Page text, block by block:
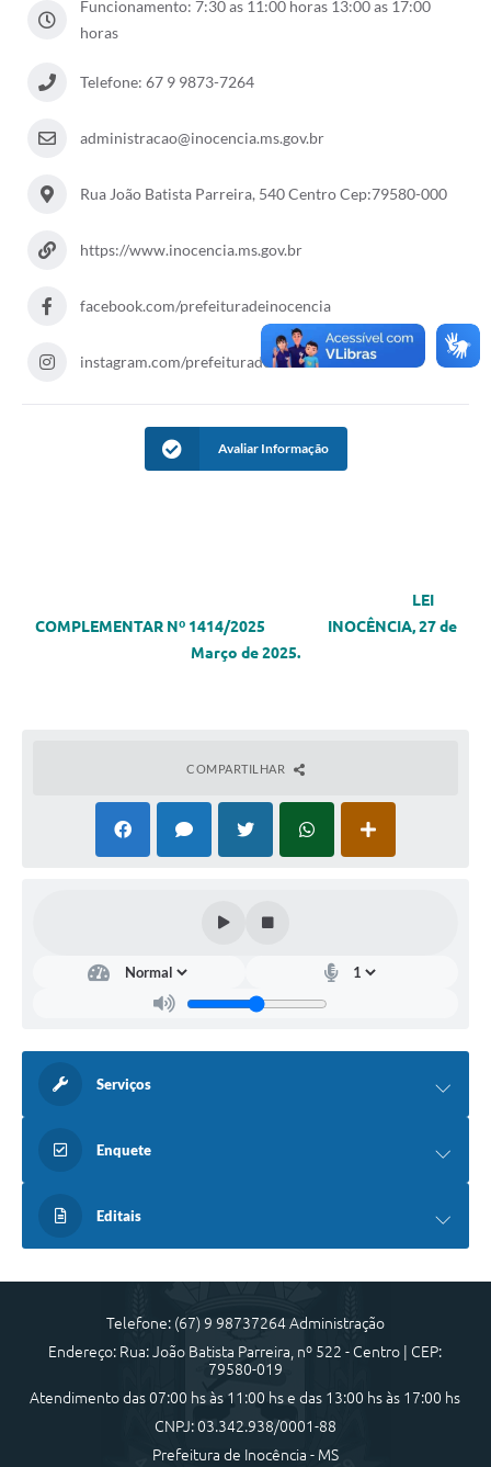
Cadeia Integrada de Valor
Instrumentos de Gestão - SAÚDE
Dados gerais e Obras
Empresa Inidônea
Fale conosco
Funcionamento: 7:30 as 11:00 horas 13:00 as 17:00
horas
Telefone: 67 9 9873-7264
administracao@inocencia.ms.gov.br
Rua João Batista Parreira, 540 Centro Cep:79580-000
https://www.inocencia.ms.gov.br
facebook.com/prefeituradeinocencia
instagram.com/prefeituradeinocencia
Avaliar Informação
LEI
COMPLEMENTAR Nº 1414/2025 INOCÊNCIA, 27 de
Março de 2025.
COMPARTILHAR
Serviços
Enquete
Editais
Telefone: (67) 9 98737264 Administração
Endereço: Rua: João Batista Parreira, nº 522 - Centro | CEP:
79580-019
Atendimento das 07:00 hs às 11:00 hs e das 13:00 hs às 17:00 hs
CNPJ: 03.342.938/0001-88
Prefeitura de Inocência - MS